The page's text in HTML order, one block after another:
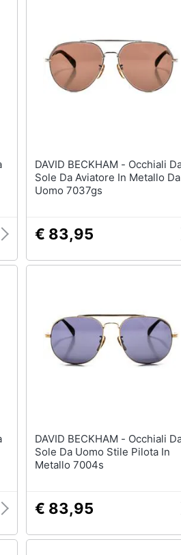
DAVID BECKHAM - Occhiali Da
Sole Da Aviatore In Metallo Da
Uomo 7037gs
€ 83,95
DAVID BECKHAM - Occhiali Da
Sole Da Uomo Stile Pilota In
Metallo 7004s
€ 83,95